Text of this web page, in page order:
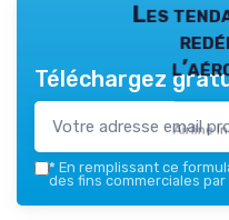
Les
Airline
Téléchargez
* En remplissant ce
des fins commerciales